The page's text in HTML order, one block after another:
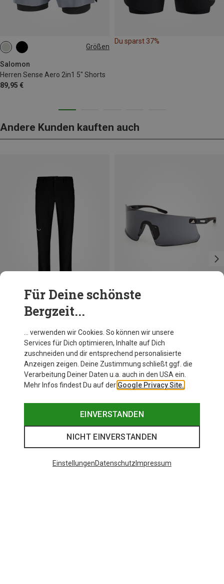
Größen
Salomon
Herren Sense Aero 2in1 5" Shorts
89,95 €
S
Du sparst 37%
Andere Kunden kauften auch
Herren Puez Dolomitic 2 Dst Hose
101,40 €
XL
Für Deine schönste
Bergzeit...
… verwenden wir Cookies. So können wir unsere
Services für Dich optimieren, Inhalte auf Dich
zuschneiden und dir entsprechend personalisierte
Anzeigen zeigen. Deine Zustimmung schließt ggf. die
Verarbeitung Deiner Daten u.a. auch in den USA ein.
Mehr Infos findest Du auf der Google Privacy Site.
EINVERSTANDEN
NICHT EINVERSTANDEN
EinstellungenDatenschutz Impressum